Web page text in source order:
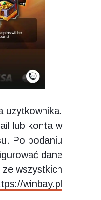
użytkownika.
lub konta w
Po podaniu
dane
wszystkich
winbay.pl/